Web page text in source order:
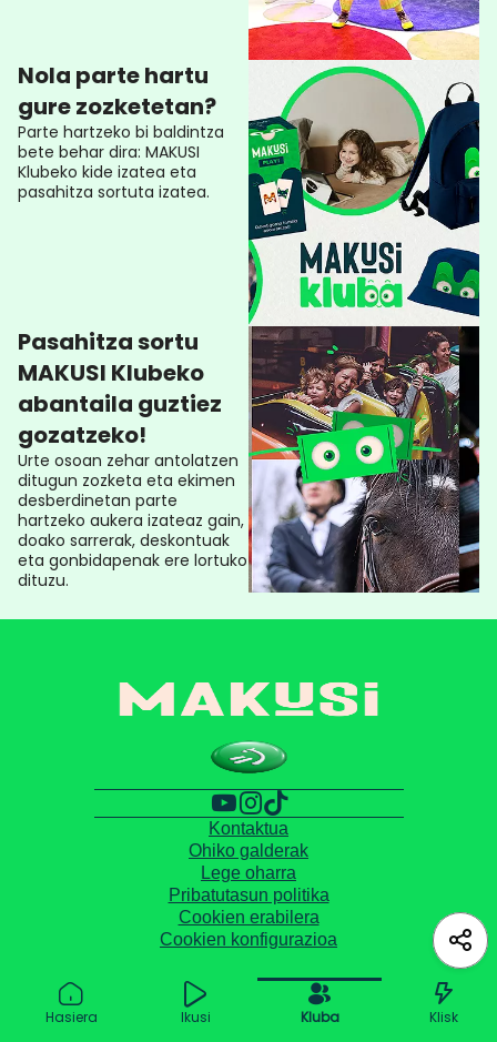
Nola parte hartu
gure zozketetan?
Parte hartzeko bi baldintza
bete behar dira: MAKUSI
Klubeko kide izatea eta
pasahitza sortuta izatea.
Pasahitza sortu
MAKUSI Klubeko
abantaila guztiez
gozatzeko!
Urte osoan zehar antolatzen
ditugun zozketa eta ekimen
desberdinetan parte
hartzeko aukera izateaz gain,
doako sarrerak, deskontuak
eta gonbidapenak ere lortuko
dituzu.
Hasiera Ikusi Kluba Klisk
Kontaktua
Ohiko galderak
Lege oharra
Pribatutasun politika
Cookien erabilera
Cookien konfigurazioa